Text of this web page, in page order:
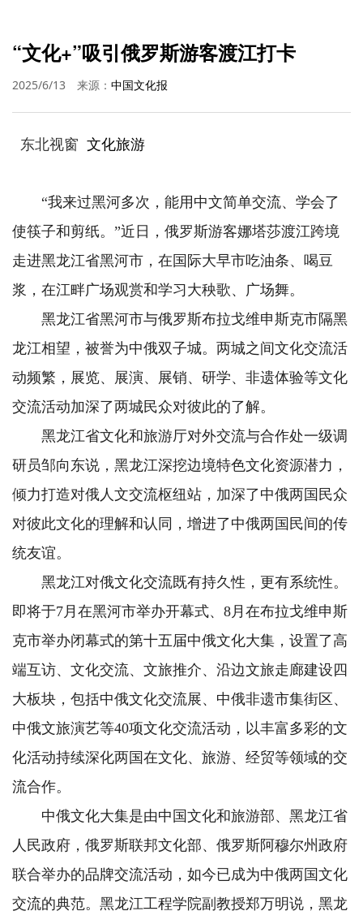
“文化+”吸引俄罗斯游客渡江打卡
2025/6/13 来源： 中国文化报
东北视窗 文化旅游
“我来过黑河多次，能用中文简单交流、学会了
使筷子和剪纸。”近日，俄罗斯游客娜塔莎渡江跨境
走进黑龙江省黑河市，在国际大早市吃油条、喝豆
浆，在江畔广场观赏和学习大秧歌、广场舞。
黑龙江省黑河市与俄罗斯布拉戈维申斯克市隔黑
龙江相望，被誉为中俄双子城。两城之间文化交流活
动频繁，展览、展演、展销、研学、非遗体验等文化
交流活动加深了两城民众对彼此的了解。
黑龙江省文化和旅游厅对外交流与合作处一级调
研员邹向东说，黑龙江深挖边境特色文化资源潜力，
倾力打造对俄人文交流枢纽站，加深了中俄两国民众
对彼此文化的理解和认同，增进了中俄两国民间的传
统友谊。
黑龙江对俄文化交流既有持久性，更有系统性。
即将于7月在黑河市举办开幕式、8月在布拉戈维申斯
克市举办闭幕式的第十五届中俄文化大集，设置了高
端互访、文化交流、文旅推介、沿边文旅走廊建设四
大板块，包括中俄文化交流展、中俄非遗市集街区、
中俄文旅演艺等40项文化交流活动，以丰富多彩的文
化活动持续深化两国在文化、旅游、经贸等领域的交
流合作。
中俄文化大集是由中国文化和旅游部、黑龙江省
人民政府，俄罗斯联邦文化部、俄罗斯阿穆尔州政府
联合举办的品牌交流活动，如今已成为中俄两国文化
交流的典范。黑龙江工程学院副教授郑万明说，黑龙